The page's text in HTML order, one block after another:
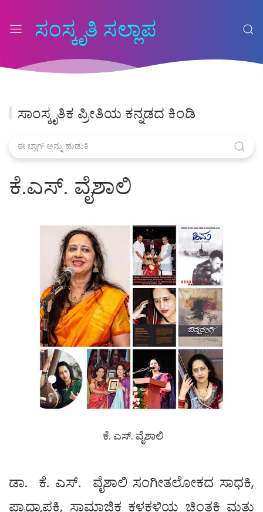
ಸಂಸ್ಕೃತಿ ಸಲ್ಲಾಪ
ಸಾಂಸ್ಕೃತಿಕ ಪ್ರೀತಿಯ ಕನ್ನಡದ ಕಿಂಡಿ
ಕೆ.ಎಸ್. ವೈಶಾಲಿ
ಕೆ. ಎಸ್. ವೈಶಾಲಿ
ಡಾ. ಕೆ. ಎಸ್. ವೈಶಾಲಿ ಸಂಗೀತಲೋಕದ ಸಾಧಕಿ,
ಪ್ರಾಧ್ಯಾಪಕಿ, ಸಾಮಾಜಿಕ ಕಳಕಳಿಯ ಚಿಂತಕಿ ಮತ್ತು